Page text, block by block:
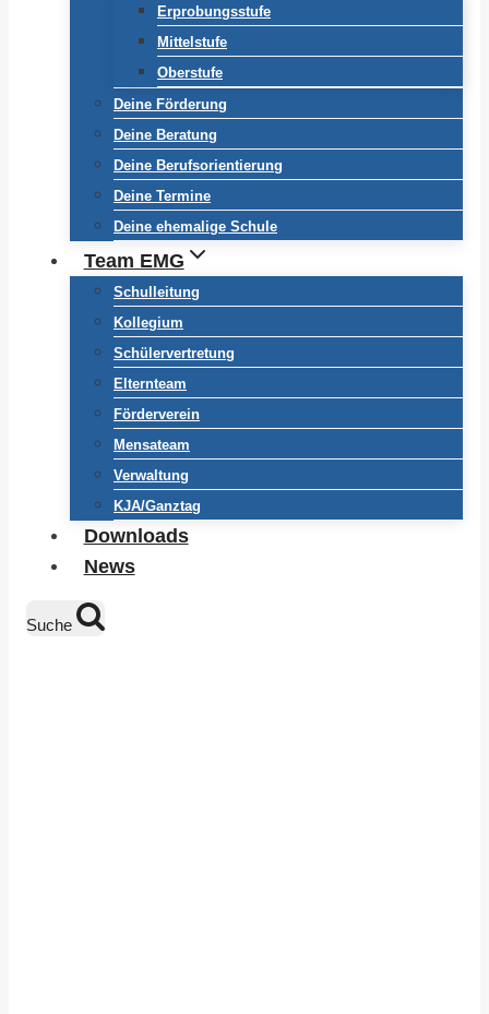
Erprobungsstufe
Mittelstufe
Oberstufe
Deine Förderung
Deine Beratung
Deine Berufsorientierung
Deine Termine
Deine ehemalige Schule
Team EMG
Schulleitung
Kollegium
Schülervertretung
Elternteam
Förderverein
Mensateam
Verwaltung
KJA/Ganztag
Downloads
News
Suche